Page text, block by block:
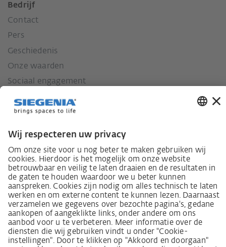
Bedrijf
Contact
Pers
Geschiedenis
Onze waarden
Sociaal engagement
Wet inzake zorgvuldigheid in de toeleveringsketen
Leverancierscode
Wet inzake zorgvuldigheid in de toeleveringsketen
(LkSG) brochure
Beginselverklaring voor de mensenrechtstrategie
Beroepsinstantie